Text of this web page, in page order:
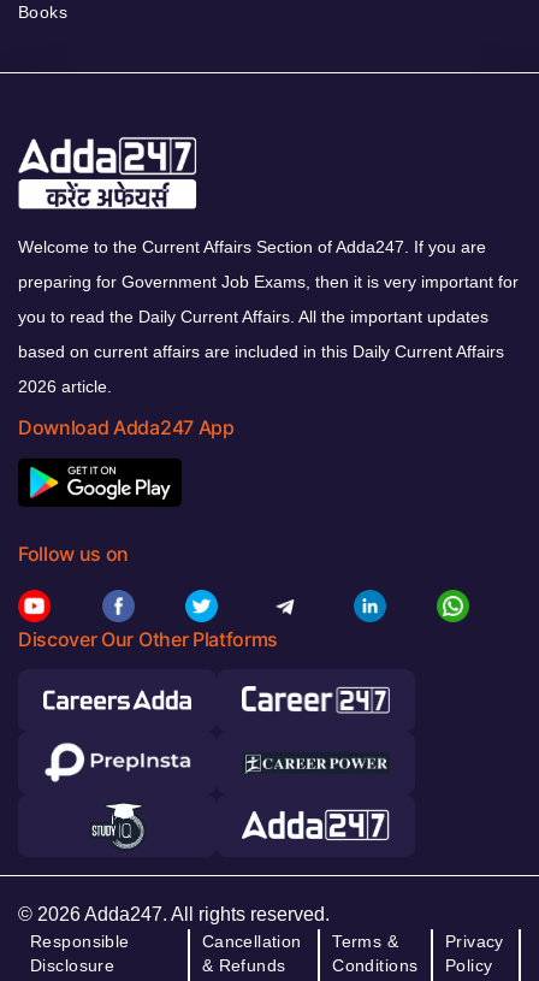
Books
Welcome to the Current Affairs Section of Adda247. If you are
preparing for Government Job Exams, then it is very important for
you to read the Daily Current Affairs. All the important updates
based on current affairs are included in this Daily Current Affairs
2026 article.
Download Adda247 App
Follow us on
Discover Our Other Platforms
© 2026 Adda247. All rights reserved.
Responsible
Disclosure
Cancellation
& Refunds
Terms &
Conditions
Privacy
Policy